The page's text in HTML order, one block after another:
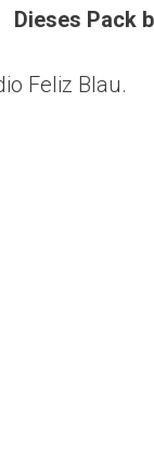
bietet dir
Feliz Blau.